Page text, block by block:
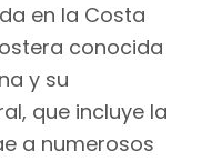
en la Costa
conocida
y su
que incluye la
a numerosos